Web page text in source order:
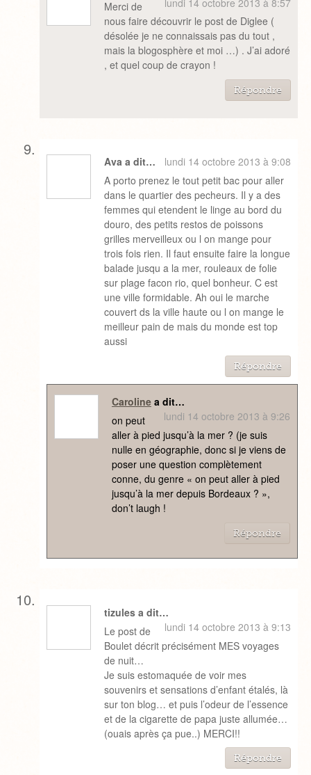
Merci de
nous faire découvrir le post de Diglee (
désolée je ne connaissais pas du tout ,
mais la blogosphère et moi …) . J’ai adoré
, et quel coup de crayon !
Répondre
Ava a dit…
lundi 14 octobre 2013 à 9:08
A porto prenez le tout petit bac pour aller
dans le quartier des pecheurs. Il y a des
femmes qui etendent le linge au bord du
douro, des petits restos de poissons
grilles merveilleux ou l on mange pour
trois fois rien. Il faut ensuite faire la longue
balade jusqu a la mer, rouleaux de folie
sur plage facon rio, quel bonheur. C est
une ville formidable. Ah oui le marche
couvert ds la ville haute ou l on mange le
meilleur pain de mais du monde est top
aussi
Répondre
Carolinea dit…
lundi 14 octobre 2013 à 9:26
on peut
aller à pied jusqu’à la mer ? (je suis
nulle en géographie, donc si je viens de
poser une question complètement
conne, du genre « on peut aller à pied
jusqu’à la mer depuis Bordeaux ? »,
don’t laugh !
Répondre
tizules a dit…
lundi 14 octobre 2013 à 9:13
Le post de
Boulet décrit précisément MES voyages
de nuit…
Je suis estomaquée de voir mes
souvenirs et sensations d’enfant étalés, là
sur ton blog… et puis l’odeur de l’essence
et de la cigarette de papa juste allumée…
(ouais après ça pue..) MERCI!!
Répondre